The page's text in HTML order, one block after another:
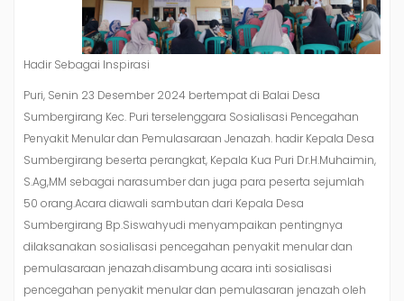
Hadir Sebagai Inspirasi
Puri, Senin 23 Desember 2024 bertempat di Balai Desa
Sumbergirang Kec. Puri terselenggara Sosialisasi Pencegahan
Penyakit Menular dan Pemulasaraan Jenazah. hadir Kepala Desa
Sumbergirang beserta perangkat, Kepala Kua Puri Dr.H.Muhaimin,
S.Ag,MM sebagai narasumber dan juga para peserta sejumlah
50 orang.Acara diawali sambutan dari Kepala Desa
Sumbergirang Bp.Siswahyudi menyampaikan pentingnya
dilaksanakan sosialisasi pencegahan penyakit menular dan
pemulasaraan jenazah.disambung acara inti sosialisasi
pencegahan penyakit menular dan pemulasaran jenazah oleh